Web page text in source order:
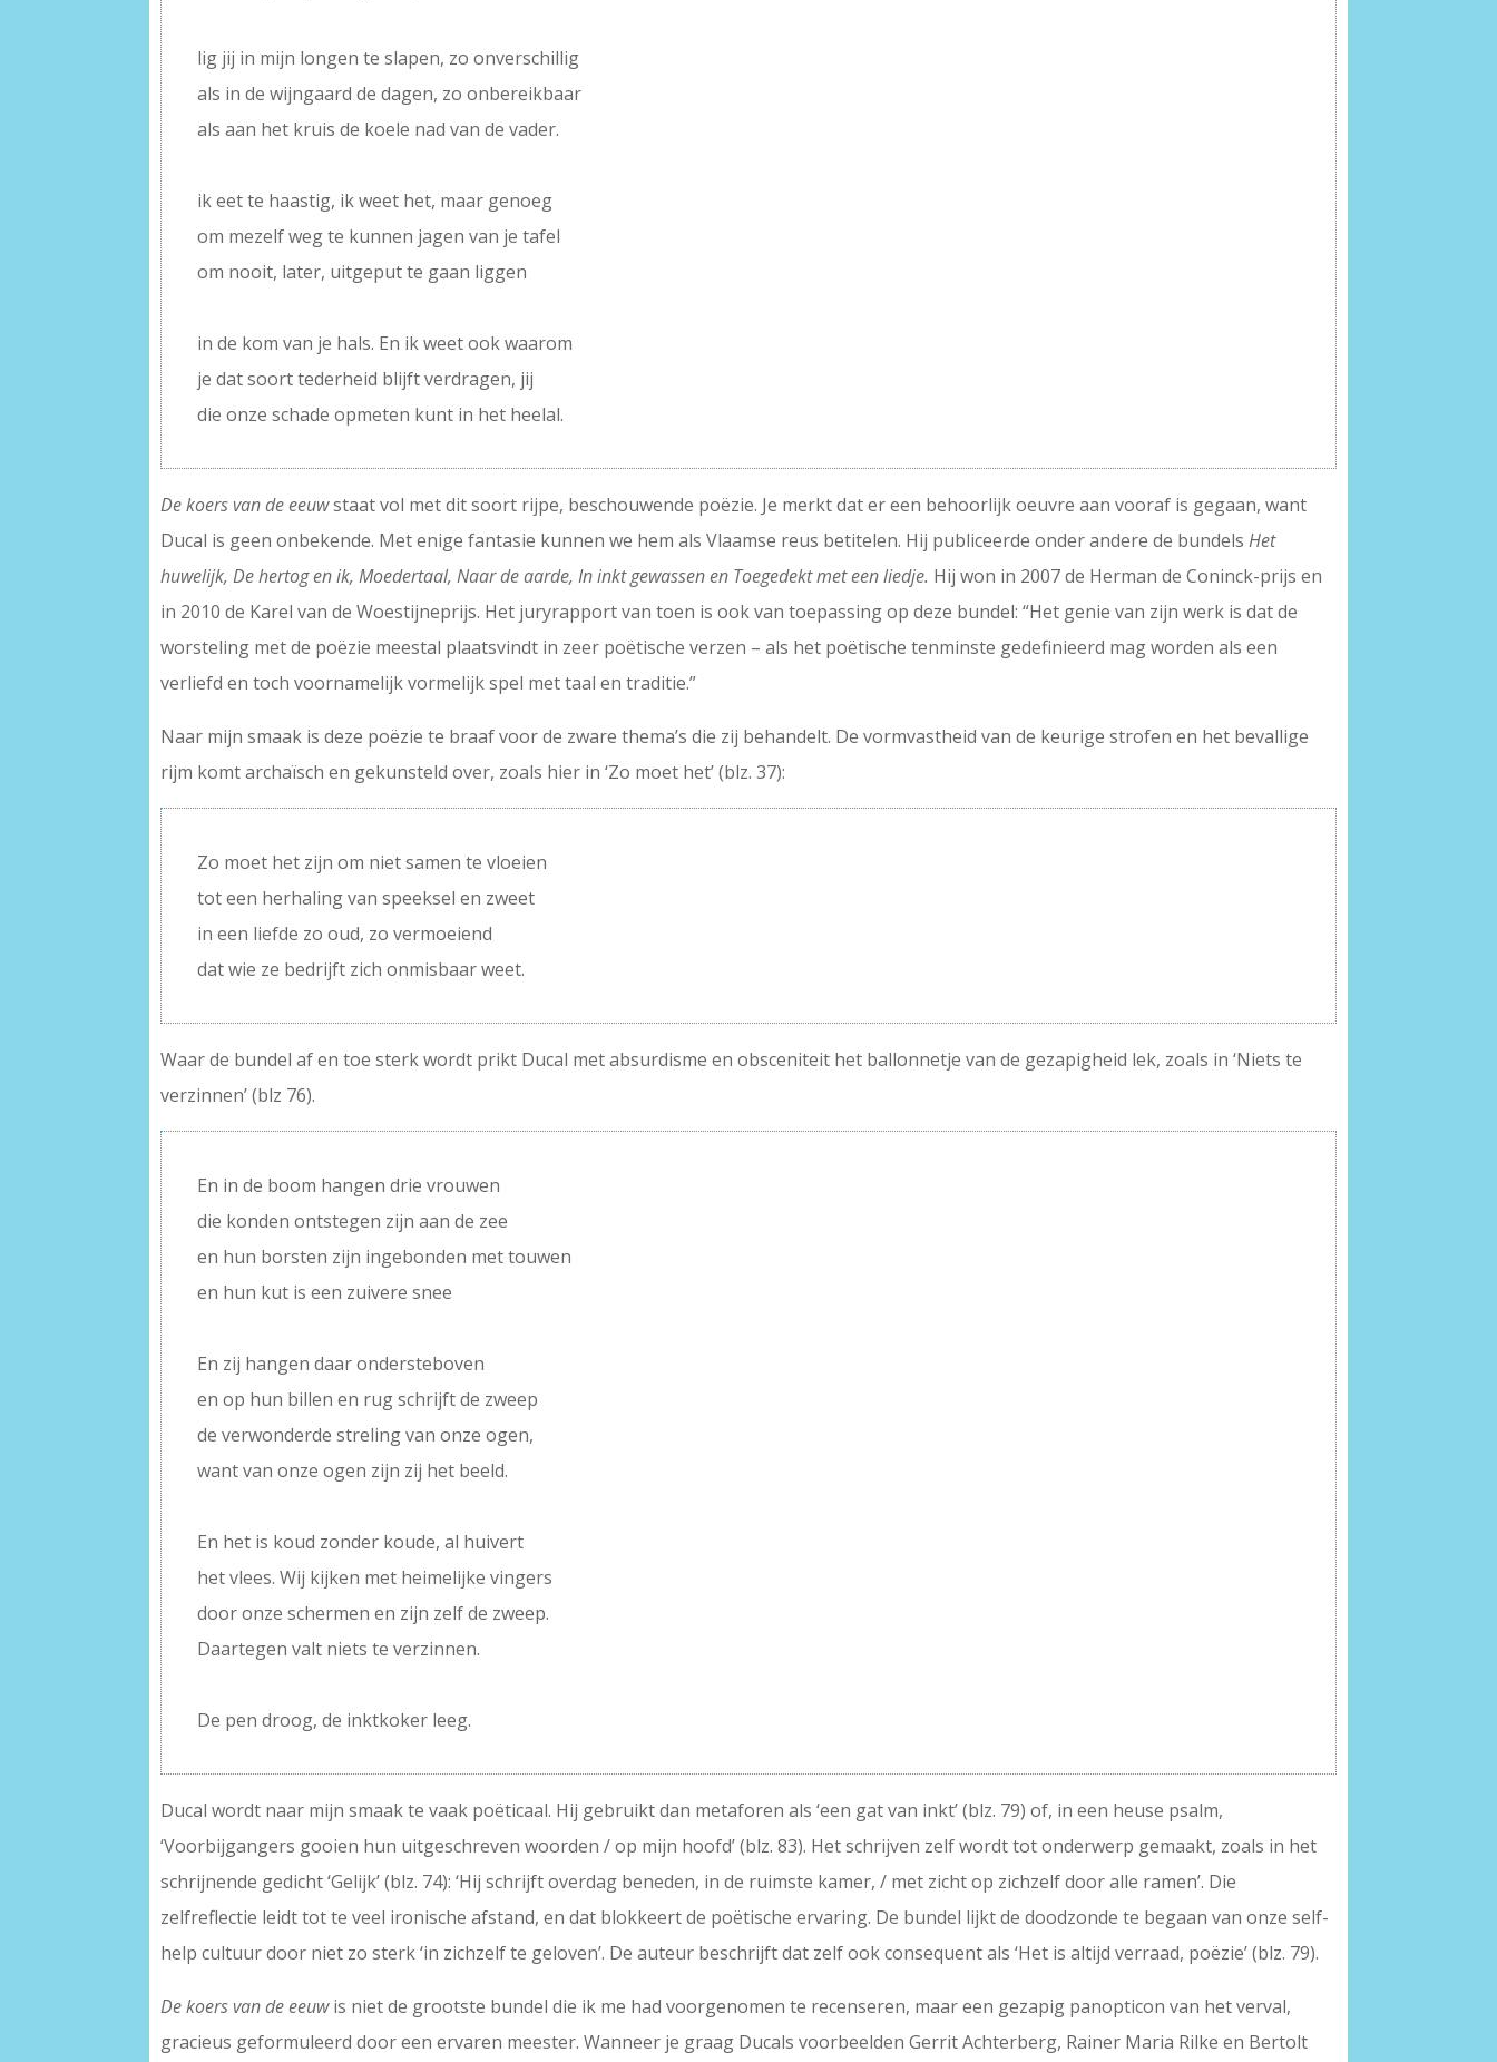
lig jij in mijn longen te slapen, zo onverschillig
als in de wijngaard de dagen, zo onbereikbaar
als aan het kruis de koele nad van de vader.
ik eet te haastig, ik weet het, maar genoeg
om mezelf weg te kunnen jagen van je tafel
om nooit, later, uitgeput te gaan liggen
in de kom van je hals. En ik weet ook waarom
je dat soort tederheid blijft verdragen, jij
die onze schade opmeten kunt in het heelal.
De koers van de eeuwstaat vol met dit soort rijpe, beschouwende poëzie. Je merkt dat er een behoorlijk oeuvre aan vooraf is gegaan, want
Ducal is geen onbekende. Met enige fantasie kunnen we hem als Vlaamse reus betitelen. Hij publiceerde onder andere de bundels Het
huwelijk, De hertog en ik, Moedertaal, Naar de aarde, In inkt gewassen en Toegedekt met een liedje. Hij won in 2007 de Herman de Coninck-prijs en
in 2010 de Karel van de Woestijneprijs. Het juryrapport van toen is ook van toepassing op deze bundel: “Het genie van zijn werk is dat de
worsteling met de poëzie meestal plaatsvindt in zeer poëtische verzen – als het poëtische tenminste gedefinieerd mag worden als een
verliefd en toch voornamelijk vormelijk spel met taal en traditie.”
Naar mijn smaak is deze poëzie te braaf voor de zware thema’s die zij behandelt. De vormvastheid van de keurige strofen en het bevallige
rijm komt archaïsch en gekunsteld over, zoals hier in ‘Zo moet het’ (blz. 37):
Zo moet het zijn om niet samen te vloeien
tot een herhaling van speeksel en zweet
in een liefde zo oud, zo vermoeiend
dat wie ze bedrijft zich onmisbaar weet.
Waar de bundel af en toe sterk wordt prikt Ducal met absurdisme en obsceniteit het ballonnetje van de gezapigheid lek, zoals in ‘Niets te
verzinnen’ (blz 76).
En in de boom hangen drie vrouwen
die konden ontstegen zijn aan de zee
en hun borsten zijn ingebonden met touwen
en hun kut is een zuivere snee
En zij hangen daar ondersteboven
en op hun billen en rug schrijft de zweep
de verwonderde streling van onze ogen,
want van onze ogen zijn zij het beeld.
En het is koud zonder koude, al huivert
het vlees. Wij kijken met heimelijke vingers
door onze schermen en zijn zelf de zweep.
Daartegen valt niets te verzinnen.
De pen droog, de inktkoker leeg.
Ducal wordt naar mijn smaak te vaak poëticaal. Hij gebruikt dan metaforen als ‘een gat van inkt’ (blz. 79) of, in een heuse psalm,
‘Voorbijgangers gooien hun uitgeschreven woorden / op mijn hoofd’ (blz. 83). Het schrijven zelf wordt tot onderwerp gemaakt, zoals in het
schrijnende gedicht ‘Gelijk’ (blz. 74): ‘Hij schrijft overdag beneden, in de ruimste kamer, / met zicht op zichzelf door alle ramen’. Die
zelfreflectie leidt tot te veel ironische afstand, en dat blokkeert de poëtische ervaring. De bundel lijkt de doodzonde te begaan van onze self-
help cultuur door niet zo sterk ‘in zichzelf te geloven’. De auteur beschrijft dat zelf ook consequent als ‘Het is altijd verraad, poëzie’ (blz. 79).
De koers van de eeuwis niet de grootste bundel die ik me had voorgenomen te recenseren, maar een gezapig panopticon van het verval,
gracieus geformuleerd door een ervaren meester. Wanneer je graag Ducals voorbeelden Gerrit Achterberg, Rainer Maria Rilke en Bertolt